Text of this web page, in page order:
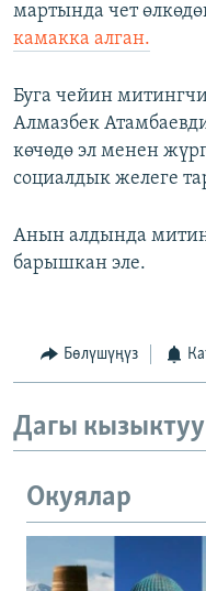
мартында чет
камакка алган.
Буга чейин
Алмазбек
көчөдө эл менен
социалдык желеге
Анын алдында
барышкан эле.
Бөлүшүңүз
Дагы
Окуялар